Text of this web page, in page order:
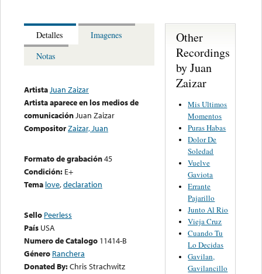
Detalles
Imagenes
Notas
ArtistaJuan Zaizar
Artista aparece en los medios de
comunicaciónJuan Zaizar
CompositorZaizar, Juan
Formato de grabación45
Condición: E+
Tema love,declaration
Sello Peerless
País USA
Numero de Catalogo 11414-B
Género Ranchera
Donated By:Chris Strachwitz
Other
Recordings
by Juan
Zaizar
Mis Ultimos
Momentos
Puras Habas
Dolor De
Soledad
Vuelve
Gaviota
Errante
Pajarillo
Junto Al Rio
Vieja Cruz
Cuando Tu
Lo Decidas
Gavilan,
Gavilancillo